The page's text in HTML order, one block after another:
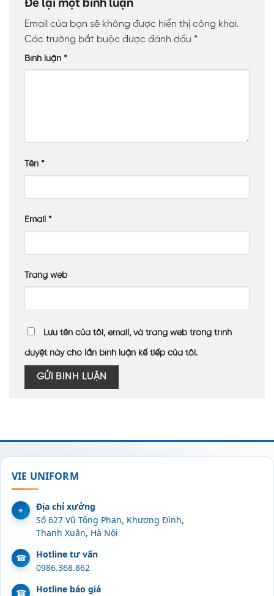
Email của bạn sẽ không được hiển thị công khai.
Các trường bắt buộc được đánh dấu *
Bình luận *
Tên *
Email *
Trang web
Lưu tên của tôi, email, và trang web trong trình
duyệt này cho lần bình luận kế tiếp của tôi.
VIE UNIFORM
Địa chỉ xưởng
Số 627 Vũ Tông Phan, Khương Đình,
Thanh Xuân, Hà Nội
Hotline tư vấn
0986.368.862
Hotline báo giá